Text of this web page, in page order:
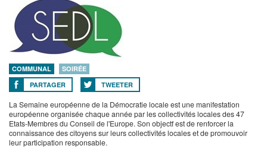
COMMUNAL
SOIRÉE
PARTAGER
TWEETER
La Semaine européenne de la Démocratie locale est une manifestation
européenne organisée chaque année par les collectivités locales des 47
Etats-Membres du Conseil de l'Europe. Son objectf est de renforcer la
connaissance des citoyens sur leurs collectivités locales et de promouvoir
leur participation responsable.